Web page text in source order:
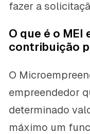
fazer a
O que é o
contribuição
O
empreendedor
determinado
máximo um